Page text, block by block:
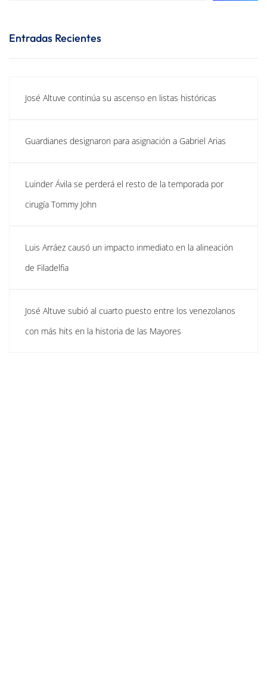
Entradas Recientes
José Altuve continúa su ascenso en listas históricas
Guardianes designaron para asignación a Gabriel Arias
Luinder Ávila se perderá el resto de la temporada por
cirugía Tommy John
Luis Arráez causó un impacto inmediato en la alineación
de Filadelfia
José Altuve subió al cuarto puesto entre los venezolanos
con más hits en la historia de las Mayores